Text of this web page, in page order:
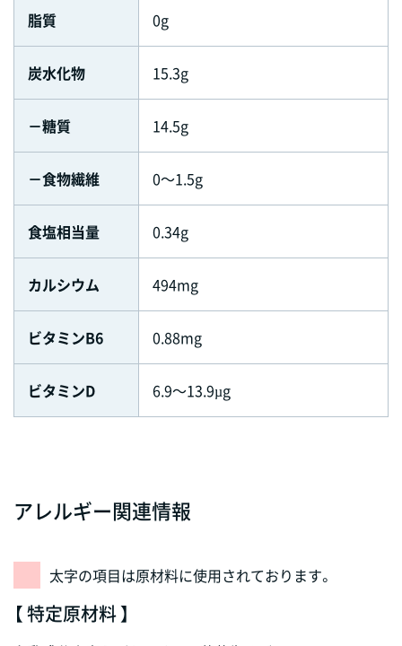
脂質 0g
炭水化物 15.3g
－糖質 14.5g
－食物繊維 0～1.5g
食塩相当量 0.34g
カルシウム 494mg
ビタミンB6 0.88mg
ビタミンD 6.9～13.9µg
アレルギー関連情報
太字の項目は原材料に使用されております。
【 特定原材料 】